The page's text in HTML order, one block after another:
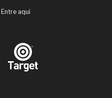
Entre aqui